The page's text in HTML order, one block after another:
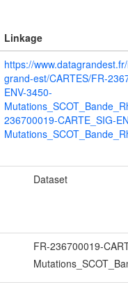
Linkage
https://
grand-est/CARTES/FR-
ENV-3450-
236700019-CARTE_SIG-
Dataset
FR-236700019-